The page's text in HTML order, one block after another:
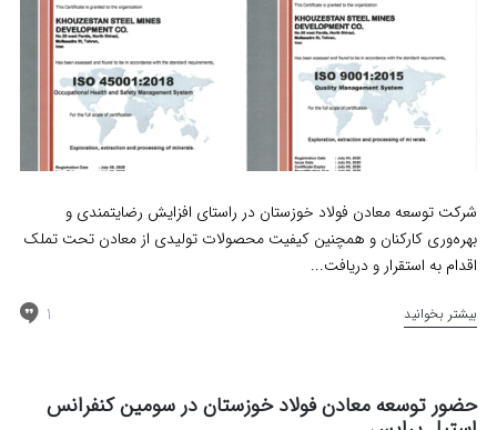
اخبار
شرکت توسعه معادن فولاد خوزستان در راستای افزایش رضایتمندی و
بهره‌وری کارکنان و همچنین کیفیت محصولات تولیدی از معادن تحت تملک
اقدام به استقرار و دریافت...
بیشتر بخوانید 1
حضور توسعه معادن فولاد خوزستان در سومین کنفرانس